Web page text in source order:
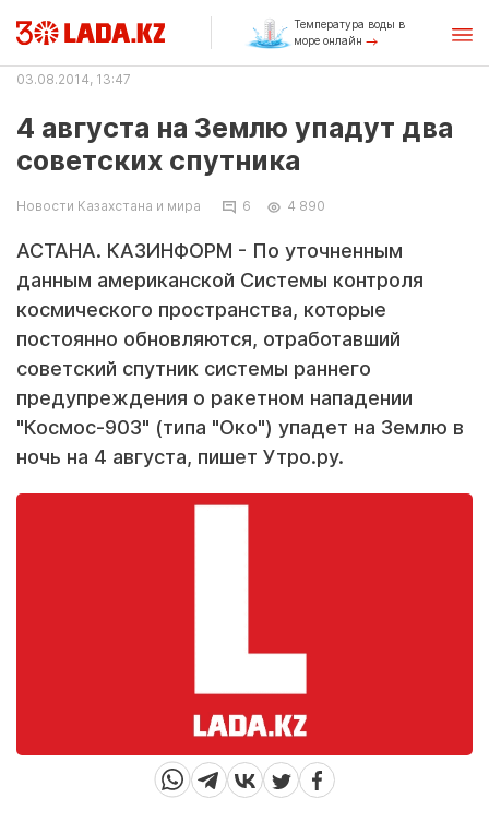
Температура воды в
море онлайн
03.08.2014, 13:47
4 августа на Землю упадут два
советских спутника
Новости Казахстана и мира 6 4 890
АСТАНА. КАЗИНФОРМ - По уточненным
данным американской Системы контроля
космического пространства, которые
постоянно обновляются, отработавший
советский спутник системы раннего
предупреждения о ракетном нападении
"Космос-903" (типа "Око") упадет на Землю в
ночь на 4 августа, пишет Утро.ру.